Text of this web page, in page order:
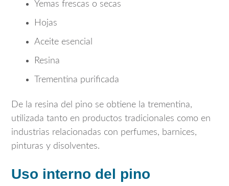
Yemas frescas o secas
Hojas
Aceite esencial
Resina
Trementina purificada
De la resina del pino se obtiene la trementina,
utilizada tanto en productos tradicionales como en
industrias relacionadas con perfumes, barnices,
pinturas y disolventes.
Uso interno del pino